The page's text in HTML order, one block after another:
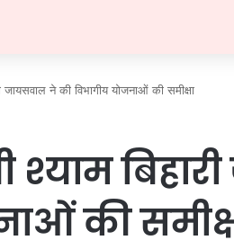
जायसवाल ने की विभागीय योजनाओं की समीक्षा
श्याम
की